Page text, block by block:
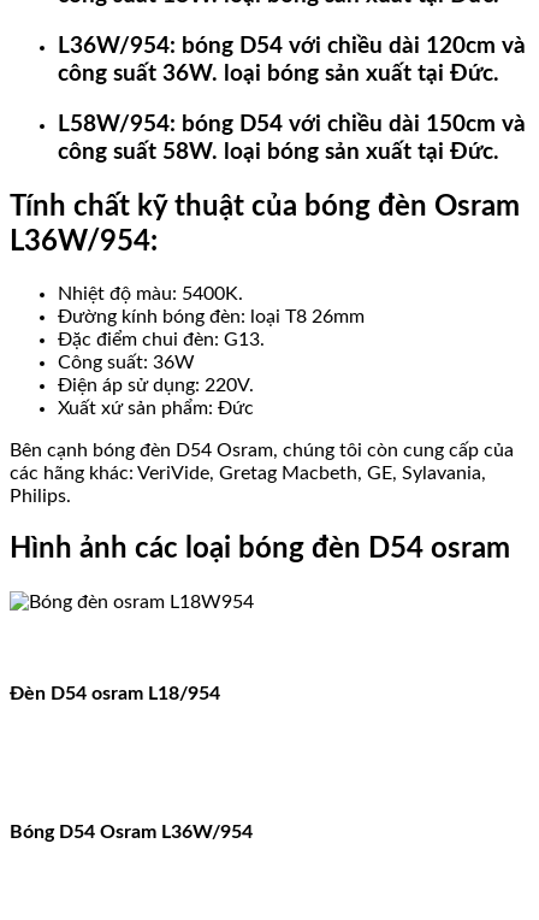
L36W/954: bóng D54 với chiều dài 120cm và
công suất 36W. loại bóng sản xuất tại Đức.
L58W/954: bóng D54 với chiều dài 150cm và
công suất 58W. loại bóng sản xuất tại Đức.
Tính chất kỹ thuật của bóng đèn Osram
L36W/954:
Nhiệt độ màu: 5400K.
Đường kính bóng đèn: loại T8 26mm
Đặc điểm chui đèn: G13.
Công suất: 36W
Điện áp sử dụng: 220V.
Xuất xứ sản phẩm: Đức
Bên cạnh bóng đèn D54 Osram, chúng tôi còn cung cấp của
các hãng khác: VeriVide, Gretag Macbeth, GE, Sylavania,
Philips.
Hình ảnh các loại bóng đèn D54 osram
Đèn D54 osram L18/954
Bóng D54 Osram L36W/954